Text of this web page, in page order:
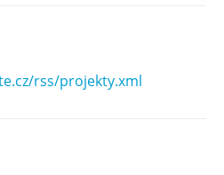
rss/projekty.xml